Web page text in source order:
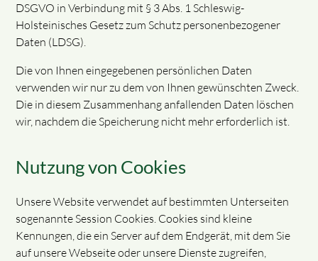
DSGVO in Verbindung mit § 3 Abs. 1 Schleswig-
Holsteinisches Gesetz zum Schutz personenbezogener
Daten (LDSG).
Die von Ihnen eingegebenen persönlichen Daten
verwenden wir nur zu dem von Ihnen gewünschten Zweck.
Die in diesem Zusammenhang anfallenden Daten löschen
wir, nachdem die Speicherung nicht mehr erforderlich ist.
Nutzung von Cookies
Unsere Website verwendet auf bestimmten Unterseiten
sogenannte Session Cookies. Cookies sind kleine
Kennungen, die ein Server auf dem Endgerät, mit dem Sie
auf unsere Webseite oder unsere Dienste zugreifen,